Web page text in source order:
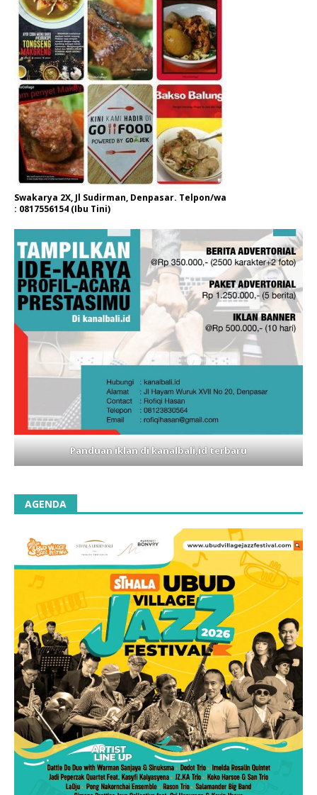
Swakarya 2X, Jl Sudirman, Denpasar. Telpon/wa
: 0817556154 (Ibu Tini)
Panduan iklan di kanalbali,id terbaru
AGENDA